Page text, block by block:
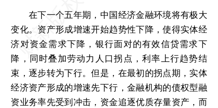
在下一个五年期，中国经济金融环境将有极大
变化。资产形成增速开始趋势性下降，使得实体经
济对资金需求下降，银行面对的有效信贷需求下
降，同时叠加劳动力人口拐点，利率上行趋势结
束，逐步转为下行。但是，在最初的拐点期，实体
经济资产形成的增速先下行，金融机构的债权型融
资业务率先受到冲击，资金追逐优质存量资产，而